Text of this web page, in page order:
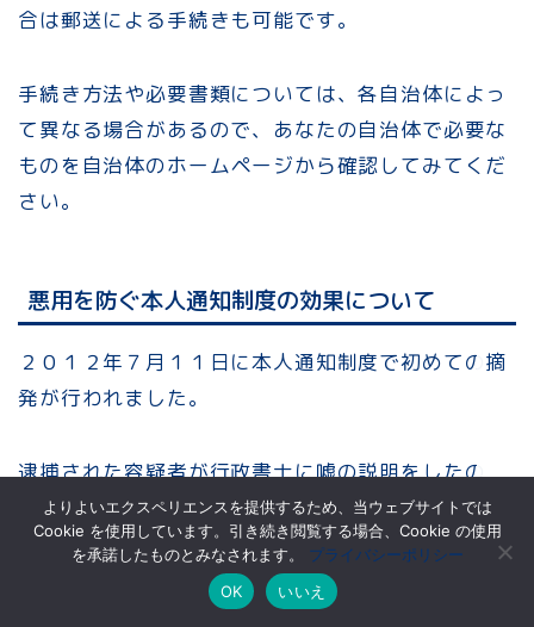
合は郵送による手続きも可能です。
手続き方法や必要書類については、各自治体によっ
て異なる場合があるので、あなたの自治体で必要な
ものを自治体のホームページから確認してみてくだ
さい。
悪用を防ぐ本人通知制度の効果について
２０１２年７月１１日に本人通知制度で初めての摘
発が行われました。
逮捕された容疑者が行政書士に嘘の説明をしたの
ち、埼玉県の会社員の戸籍謄本と住民票の取得を依
頼しました。
しかし、埼玉県の会社員は事前登録型本人通知制度
MENU
戸籍と住民票
戸籍とlgbt
戸籍と外国人
よりよいエクスペリエンスを提供するため、当ウェブサイトでは
Cookie を使用しています。引き続き閲覧する場合、Cookie の使用
を承諾したものとみなされます。 プライバシーポリシー
OK
いいえ